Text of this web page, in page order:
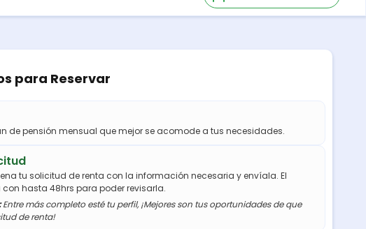
para Reservar
de pensión mensual que mejor se acomode a tus necesidades.
tu solicitud de renta con la información necesaria y envíala. El
hasta 48hrs para poder revisarla.
Entre más completo esté tu perfil, ¡Mejores son tus oportunidades de que
de renta!